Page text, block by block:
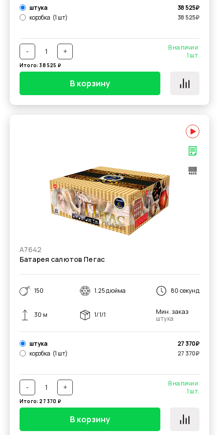
штука 38 525₽
коробка (1 шт) 38 525₽
- +
В наличии:
1 шт.
Итого:38 525 ₽
В корзину
А7642
Батарея салютов Пегас
150 1.25 дюйма 80 секунд
30 м 1/1/1
Мин. заказ
штука
штука 27 370₽
коробка (1 шт) 27 370₽
- +
В наличии:
1 шт.
Итого: 27 370 ₽
В корзину